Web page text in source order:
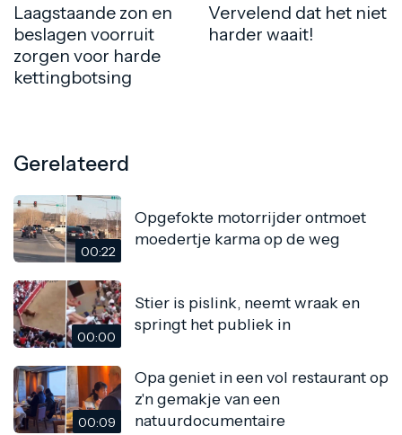
Laagstaande zon en
beslagen voorruit
zorgen voor harde
kettingbotsing
Vervelend dat het niet
harder waait!
Gerelateerd
00:22
Opgefokte motorrijder ontmoet
moedertje karma op de weg
00:00
Stier is pislink, neemt wraak en
springt het publiek in
00:09
Opa geniet in een vol restaurant op
z'n gemakje van een
natuurdocumentaire